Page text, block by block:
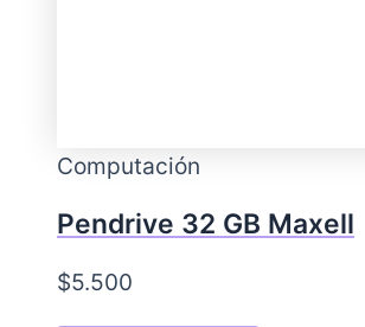
Computación
Pendrive 32 GB Maxell
$5.500